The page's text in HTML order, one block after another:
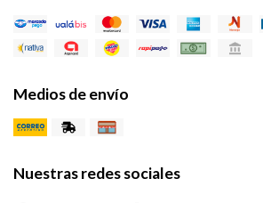
Medios de envío
Nuestras redes sociales